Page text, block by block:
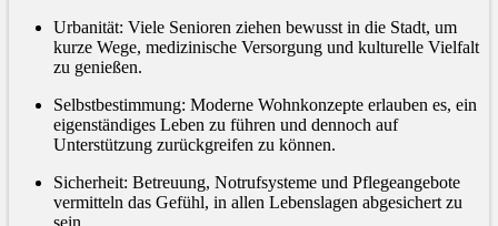
Urbanität: Viele Senioren ziehen bewusst in die Stadt, um
kurze Wege, medizinische Versorgung und kulturelle Vielfalt
zu genießen.
Selbstbestimmung: Moderne Wohnkonzepte erlauben es, ein
eigenständiges Leben zu führen und dennoch auf
Unterstützung zurückgreifen zu können.
Sicherheit: Betreuung, Notrufsysteme und Pflegeangebote
vermitteln das Gefühl, in allen Lebenslagen abgesichert zu
sein.